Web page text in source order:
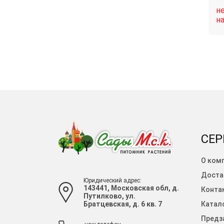
Юридический адрес:
143441, Московская обл, д.
Путилково, ул.
Братцевская, д. 6 кв. 7
О